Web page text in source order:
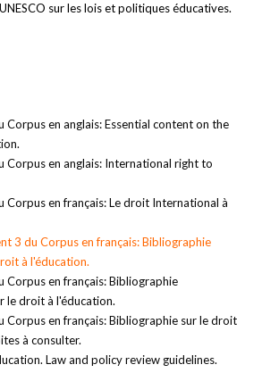
sur les lois et politiques éducatives.
Corpus en anglais: Essential content on the
Corpus en anglais: International right to
Corpus en français: Le droit International à
3 du Corpus en français: Bibliographie
à l'éducation.
Corpus en français: Bibliographie
le droit à l'éducation.
Corpus en français: Bibliographie sur le droit
à consulter.
Law and policy review guidelines.